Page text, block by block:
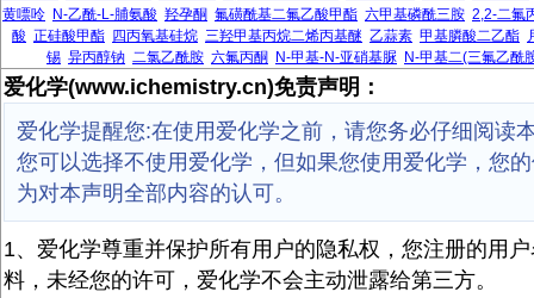
黄嘌呤 N-乙酰-L-脯氨酸 羟孕酮 氟磺酰基二氟乙酸甲酯 六甲基磷酰三胺 2,2-二氟
酸 正硅酸甲酯 四丙氧基硅烷 三羟甲基丙烷二烯丙基醚 乙蒜素 甲基膦酸二乙酯
锡 异丙醇钠 二氯乙酰胺 六氟丙酮 N-甲基-N-亚硝基脲 N-甲基二(三氟乙酰
爱化学(www.ichemistry.cn)免责声明：
爱化学提醒您:在使用爱化学之前，请您务必仔细阅读
您可以选择不使用爱化学，但如果您使用爱化学，您
为对本声明全部内容的认可。
1、爱化学尊重并保护所有用户的隐私权，您注册的用
料，未经您的许可，爱化学不会主动泄露给第三方。